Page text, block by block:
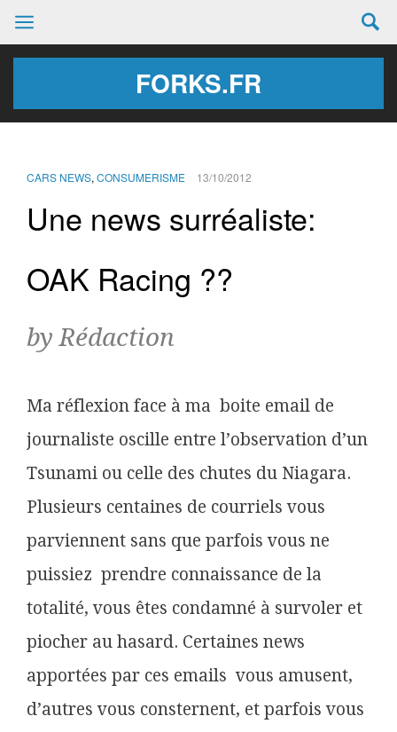
FORKS.FR
CARS NEWS, CONSUMERISME 13/10/2012
Une news surréaliste:
OAK Racing ??
by Rédaction
Ma réflexion face à ma boite email de
journaliste oscille entre l’observation d’un
Tsunami ou celle des chutes du Niagara.
Plusieurs centaines de courriels vous
parviennent sans que parfois vous ne
puissiez prendre connaissance de la
totalité, vous êtes condamné à survoler et
piocher au hasard. Certaines news
apportées par ces emails vous amusent,
d’autres vous consternent, et parfois vous